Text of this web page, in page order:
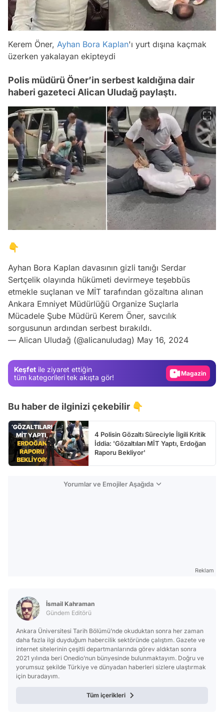
Kerem Öner, Ayhan Bora Kaplan'ı yurt dışına kaçmak
üzerken yakalayan ekipteydi
Polis müdürü Öner’in serbest kaldığına dair
haberi gazeteci Alican Uludağ paylaştı.
👇
Ayhan Bora Kaplan davasının gizli tanığı Serdar
Sertçelik olayında hükümeti devirmeye teşebbüs
etmekle suçlanan ve MİT tarafından gözaltına alınan
Ankara Emniyet Müdürlüğü Organize Suçlarla
Mücadele Şube Müdürü Kerem Öner, savcılık
sorgusunun ardından serbest bırakıldı.
— Alican Uludağ (@alicanuludag) May 16, 2024
Keşfet ile ziyaret ettiğin
tüm kategorileri tek akışta gör!
Magazin
Video
Bu haber de ilginizi çekebilir 👇
4 Polisin Gözaltı Süreciyle İlgili Kritik
İddia: 'Gözaltıları MİT Yaptı, Erdoğan
Raporu Bekliyor'
Yorumlar ve Emojiler Aşağıda
Reklam
İsmail Kahraman
Gündem Editörü
Ankara Üniversitesi Tarih Bölümü’nde okuduktan sonra her zaman
daha fazla ilgi duyduğum habercilik sektöründe çalıştım. Gazete ve
internet sitelerinin çeşitli departmanlarında görev aldıktan sonra
2021 yılında beri Onedio’nun bünyesinde bulunmaktayım. Doğru ve
yorumsuz şekilde Türkiye ve dünyadan haberleri sizlere ulaştırmak
için buradayım.
Tüm içerikleri